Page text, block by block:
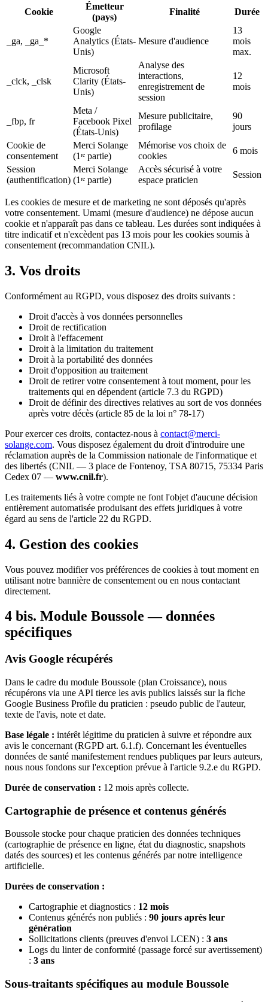
Cookie
Émetteur
(pays)
Finalité Durée
_ga, _ga_*
Google
Analytics (États-
Unis)
Mesure d'audience
13
mois
max.
_clck, _clsk
Microsoft
Clarity (États-
Unis)
Analyse des
interactions,
enregistrement de
session
12
mois
_fbp, fr
Meta /
Facebook Pixel
(États-Unis)
Mesure publicitaire,
profilage
90
jours
Cookie de
consentement
Merci Solange
(1ʳᵉ partie)
Mémorise vos choix de
cookies
6 mois
Session
(authentification)
Merci Solange
(1ʳᵉ partie)
Accès sécurisé à votre
espace praticien
Session
Les cookies de mesure et de marketing ne sont déposés qu'après
votre consentement. Umami (mesure d'audience) ne dépose aucun
cookie et n'apparaît pas dans ce tableau. Les durées sont indiquées à
titre indicatif et n'excèdent pas 13 mois pour les cookies soumis à
consentement (recommandation CNIL).
3. Vos droits
Conformément au RGPD, vous disposez des droits suivants :
Droit d'accès à vos données personnelles
Droit de rectification
Droit à l'effacement
Droit à la limitation du traitement
Droit à la portabilité des données
Droit d'opposition au traitement
Droit de retirer votre consentement à tout moment, pour les
traitements qui en dépendent (article 7.3 du RGPD)
Droit de définir des directives relatives au sort de vos données
après votre décès (article 85 de la loi n° 78-17)
Pour exercer ces droits, contactez-nous à contact@merci-
solange.com. Vous disposez également du droit d'introduire une
réclamation auprès de la Commission nationale de l'informatique et
des libertés (CNIL — 3 place de Fontenoy, TSA 80715, 75334 Paris
Cedex 07 — www.cnil.fr).
Les traitements liés à votre compte ne font l'objet d'aucune décision
entièrement automatisée produisant des effets juridiques à votre
égard au sens de l'article 22 du RGPD.
4. Gestion des cookies
Vous pouvez modifier vos préférences de cookies à tout moment en
utilisant notre bannière de consentement ou en nous contactant
directement.
4 bis. Module Boussole — données
spécifiques
Avis Google récupérés
Dans le cadre du module Boussole (plan Croissance), nous
récupérons via une API tierce les avis publics laissés sur la fiche
Google Business Profile du praticien : pseudo public de l'auteur,
texte de l'avis, note et date.
Base légale : intérêt légitime du praticien à suivre et répondre aux
avis le concernant (RGPD art. 6.1.f). Concernant les éventuelles
données de santé manifestement rendues publiques par leurs auteurs,
nous nous fondons sur l'exception prévue à l'article 9.2.e du RGPD.
Durée de conservation : 12 mois après collecte.
Cartographie de présence et contenus générés
Boussole stocke pour chaque praticien des données techniques
(cartographie de présence en ligne, état du diagnostic, snapshots
datés des sources) et les contenus générés par notre intelligence
artificielle.
Durées de conservation :
Cartographie et diagnostics : 12 mois
Contenus générés non publiés : 90 jours après leur
génération
Sollicitations clients (preuves d'envoi LCEN) : 3 ans
Logs du linter de conformité (passage forcé sur avertissement)
: 3 ans
Sous-traitants spécifiques au module Boussole